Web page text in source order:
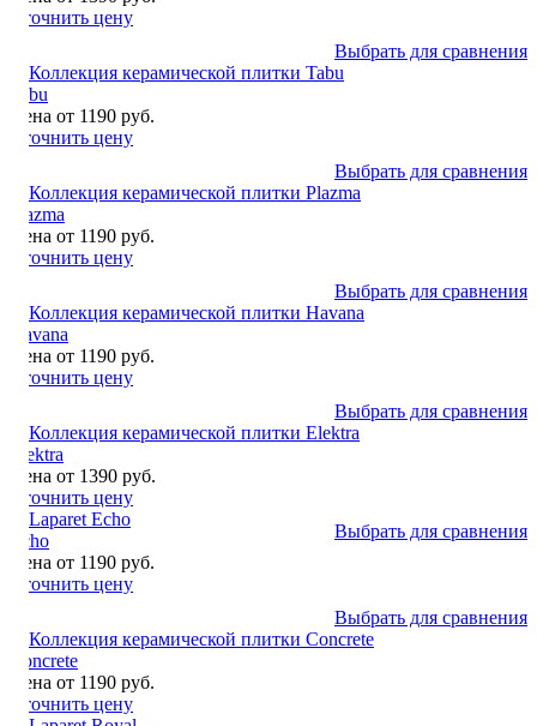
Уточнить цену
Выбрать для сравнения
Tabu
Цена от 1190 руб.
Уточнить цену
Выбрать для сравнения
Plazma
Цена от 1190 руб.
Уточнить цену
Выбрать для сравнения
Havana
Цена от 1190 руб.
Уточнить цену
Выбрать для сравнения
Elektra
Цена от 1390 руб.
Уточнить цену
Выбрать для сравнения
Echo
Цена от 1190 руб.
Уточнить цену
Выбрать для сравнения
Concrete
Цена от 1190 руб.
Уточнить цену